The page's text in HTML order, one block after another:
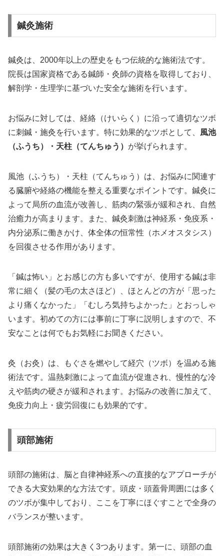
鍼灸施術
鍼灸は、2000年以上の歴史をもつ伝統的な施術法です。
院長は国家資格である鍼師・灸師の資格を取得しており、
解剖学・生理学に基づいた安全な施術を行います。
お悩みに対しては、経絡（けいらく）に沿って適切なツボ
に刺鍼・施灸を行います。特に効果的なツボとして、 風池
（ふうち）・天柱（てんちゅう） が挙げられます。
風池（ふうち）・天柱（てんちゅう）は、お悩みに関連す
る臓腑や経絡の機能を整える重要なポイントです。鍼灸に
よって局所の血流が改善し、筋肉の緊張が緩和され、自然
治癒力が高まります。また、鍼灸刺激は神経系・免疫系・
内分泌系に働きかけ、体全体の恒常性（ホメオスタシス）
を回復させる作用があります。
「鍼は怖い」とお感じの方も多いですが、使用する鍼は非
常に細く（髪の毛の太さほど）、ほとんどの方が「思った
より痛くなかった」「むしろ気持ちよかった」とおっしゃ
います。初めての方には事前に丁寧に説明しますので、不
安なことは何でもお気軽にお聞きください。
灸（お灸）は、もぐさを燃やして経穴（ツボ）を温める施
術法です。温熱刺激によって血流が促進され、慢性的な冷
えや筋肉の硬さが緩和されます。お悩みの改善に加えて、
免疫力向上・疲労回復にも効果的です。
頭部施術
頭部の施術は、脳と自律神経系への直接的なアプローチが
できる大変効果的な方法です。頭皮・頭蓋骨周囲には多く
のツボが集中しており、ここを丁寧にほぐすことで全身の
バランスが整います。
頭部施術の効果は大きく3つあります。第一に、頭部の血